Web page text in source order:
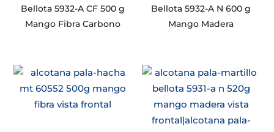
Bellota 5932-A CF 500 g
Mango Fibra Carbono
Bellota 5932-A N 600 g
Mango Madera